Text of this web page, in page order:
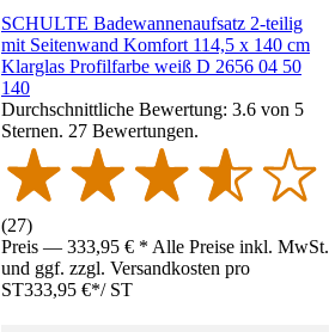
SCHULTE Badewannenaufsatz 2-teilig
mit Seitenwand Komfort 114,5 x 140 cm
Klarglas Profilfarbe weiß D 2656 04 50
140
Durchschnittliche Bewertung: 3.6 von 5
Sternen. 27 Bewertungen.
(27)
Preis — 333,95 € * Alle Preise inkl. MwSt.
und ggf. zzgl. Versandkosten pro
ST333,95 €*/ ST